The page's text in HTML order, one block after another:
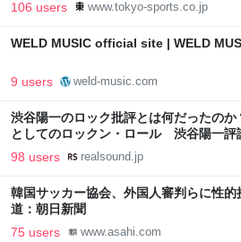
106 users www.tokyo-sports.co.jp
WELD MUSIC official site | WELD
9 users weld-music.com
渋谷陽一のロック批評とは何だったの
としてのロックン・ロール 渋谷陽一評
98 users realsound.jp
韓国サッカー協会、外国人審判らに性
道：朝日新聞
75 users www.asahi.com